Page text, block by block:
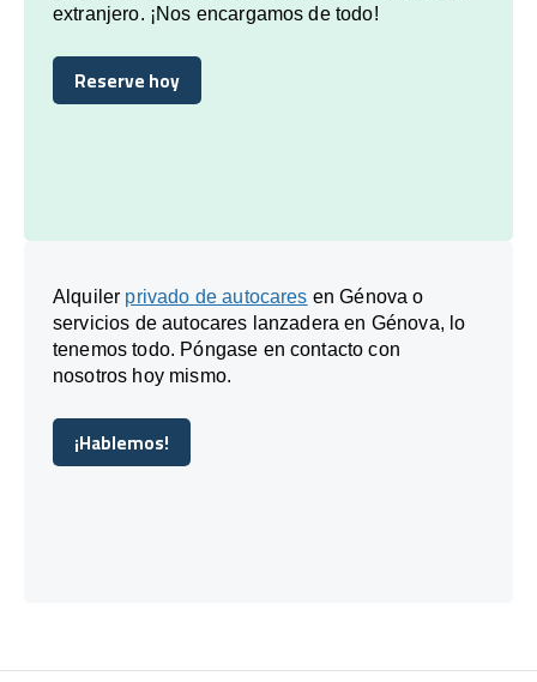
extranjero. ¡Nos encargamos de todo!
Reserve hoy
Reserve hoy
Alquiler privado de autocares en Génova o
servicios de autocares lanzadera en Génova, lo
tenemos todo. Póngase en contacto con
nosotros hoy mismo.
¡Hablemos!
¡Hablemos!